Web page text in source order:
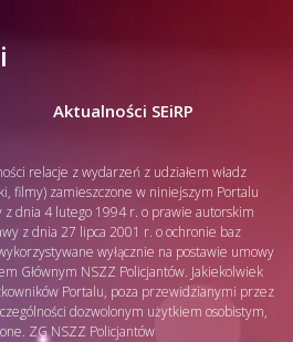
Aktualności SEiRP
relacje z wydarzeń z udziałem władz
filmy) zamieszczone w niniejszym Portalu
dnia 4 lutego 1994 r. o prawie autorskim
z dnia 27 lipca 2001 r. o ochronie baz
wyłącznie na postawie umowy
Głównym NSZZ Policjantów. Jakiekolwiek
Portalu, poza przewidzianymi przez
dozwolonym użytkiem osobistym,
ZG NSZZ Policjantów